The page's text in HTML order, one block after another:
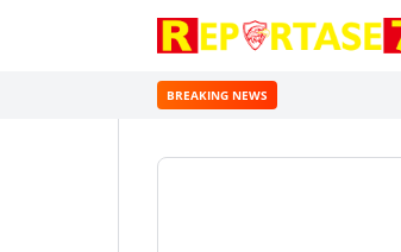
BREAKING NEWS